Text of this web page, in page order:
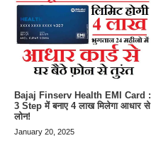
Bajaj Finserv Health EMI Card :
3 Step में बनाए 4 लाख मिलेगा आधार से
लोन!
January 20, 2025